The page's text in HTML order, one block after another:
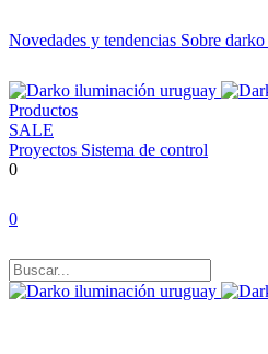
Novedades y tendencias Sobre darko
Productos
SALE
Proyectos Sistema de control
0
0